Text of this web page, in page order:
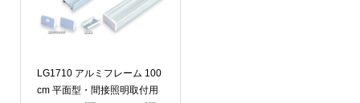
LG1710 アルミフレーム 100
cm 平面型・間接照明取付用